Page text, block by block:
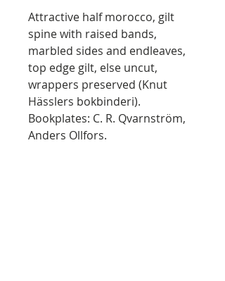
Attractive half morocco, gilt
spine with raised bands,
marbled sides and endleaves,
top edge gilt, else uncut,
wrappers preserved (Knut
Hässlers bokbinderi).
Bookplates: C. R. Qvarnström,
Anders Ollfors.